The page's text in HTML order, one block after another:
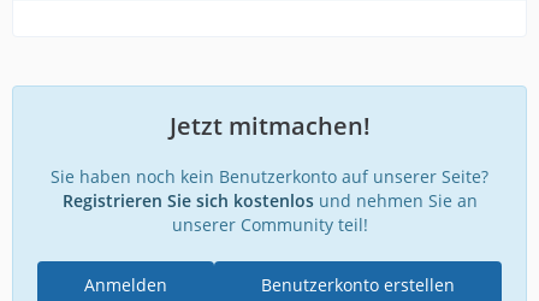
Jetzt mitmachen!
Sie haben noch kein Benutzerkonto auf unserer Seite?
Registrieren Sie sich kostenlosund nehmen Sie an
unserer Community teil!
Benutzerkonto erstellen
Anmelden